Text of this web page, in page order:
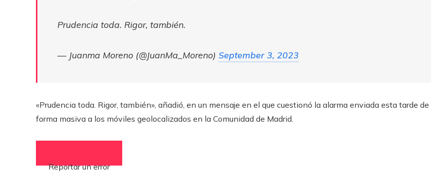
Prudencia toda. Rigor, también.
— Juanma Moreno (@JuanMa_Moreno) September 3, 2023
«Prudencia toda. Rigor, también», añadió, en un mensaje en el que cuestionó la alarma enviada esta tarde de
forma masiva a los móviles geolocalizados en la Comunidad de Madrid.
Reportar un error